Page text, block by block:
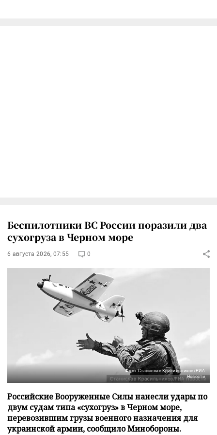
Беспилотники ВС России поразили два
сухогруза в Черном море
6 августа 2026, 07:55 0
Фото: Станислав Красильников/РИА
Новости
Российские Вооруженные Силы нанесли удары по
двум судам типа «сухогруз» в Черном море,
перевозившим грузы военного назначения для
украинской армии, сообщило Минобороны.